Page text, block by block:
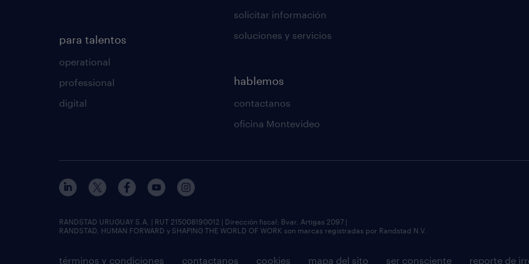
para talentos
operational
professional
digital
solicitar información
soluciones y servicios
hablemos
contactanos
oficina Montevideo
términos y condiciones contactanos cookies mapa del sito ser consciente reporte de
RANDSTAD URUGUAY S.A. | RUT 215008190012 | Dirección fiscal: Bvar. Artigas 2097 |
RANDSTAD, HUMAN FORWARD y SHAPING THE WORLD OF WORK son marcas registradas por Randstad N.V.